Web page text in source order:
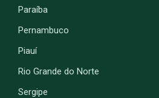
Paraíba
Pernambuco
Piauí
Rio Grande do Norte
Sergipe